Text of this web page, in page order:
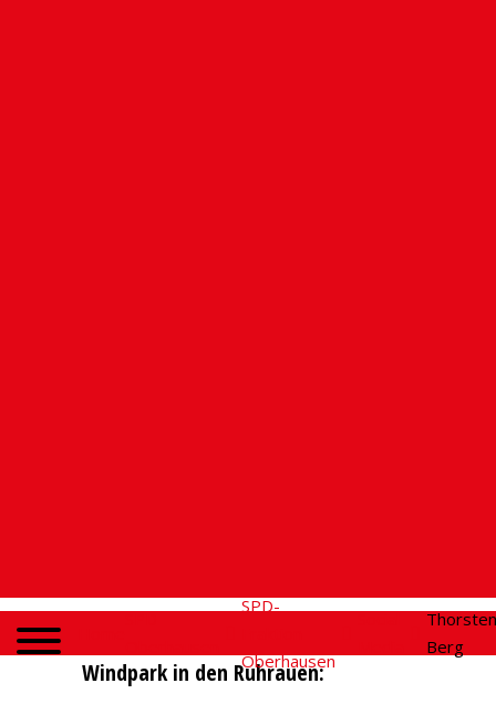
SPD-
Oberhausen
Thorsten
Berg
Windpark in den Ruhrauen: